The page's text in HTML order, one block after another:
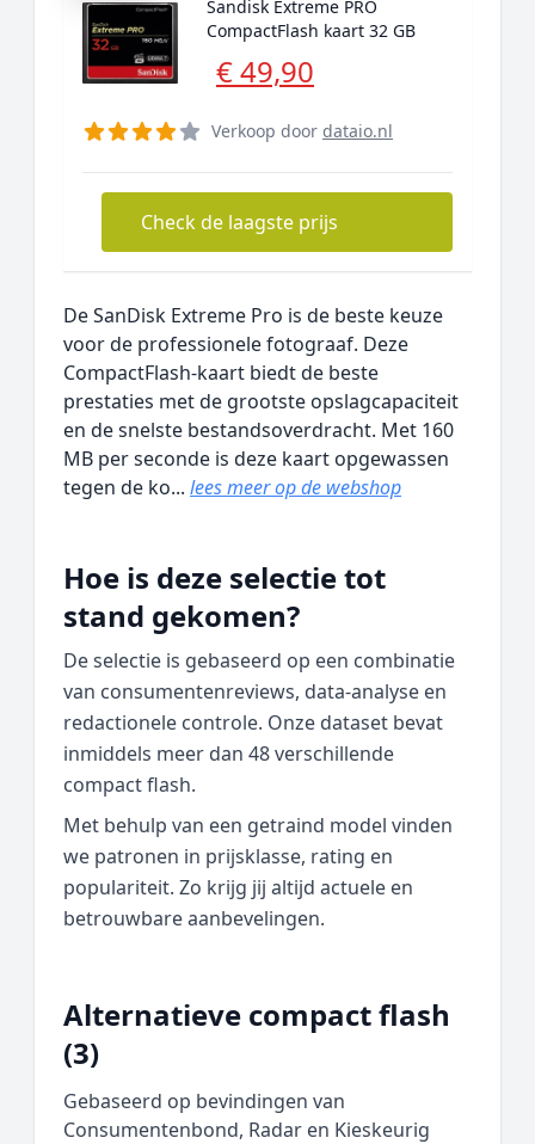
Sandisk Extreme PRO
CompactFlash kaart 32 GB
€ 49,90
Verkoop door dataio.nl
Check de laagste prijs
De SanDisk Extreme Pro is de beste keuze
voor de professionele fotograaf. Deze
CompactFlash-kaart biedt de beste
prestaties met de grootste opslagcapaciteit
en de snelste bestandsoverdracht. Met 160
MB per seconde is deze kaart opgewassen
tegen de ko... lees meer op de webshop
Hoe is deze selectie tot
stand gekomen?
De selectie is gebaseerd op een combinatie
van consumentenreviews, data‑analyse en
redactionele controle. Onze dataset bevat
inmiddels meer dan 48 verschillende
compact flash.
Met behulp van een getraind model vinden
we patronen in prijsklasse, rating en
populariteit. Zo krijg jij altijd actuele en
betrouwbare aanbevelingen.
Alternatieve compact flash
(3)
Gebaseerd op bevindingen van
Consumentenbond, Radar en Kieskeurig